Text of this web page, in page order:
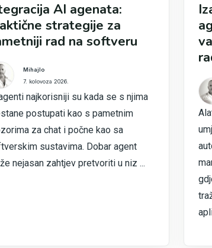
AI agenata:
strategije za
rad na softveru
Mihajlo
7. kolovoza 2026.
najkorisniji su kada se s njima
postupati kao s pametnim
za chat i počne kao sa
sustavima. Dobar agent
nejasan zahtjev pretvoriti u niz ...